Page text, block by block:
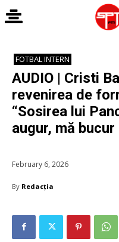
FOTBAL INTERN
AUDIO | Cristi
revenirea de
“Sosirea lui
augur, mă bucur
February 6, 2026
By Redacția